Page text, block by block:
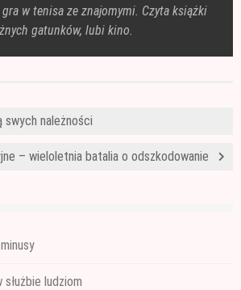
w tenisa ze znajomymi. Czyta książki
gatunków, lubi kino.
swych należności
– wieloletnia batalia o odszkodowanie
służbie ludziom